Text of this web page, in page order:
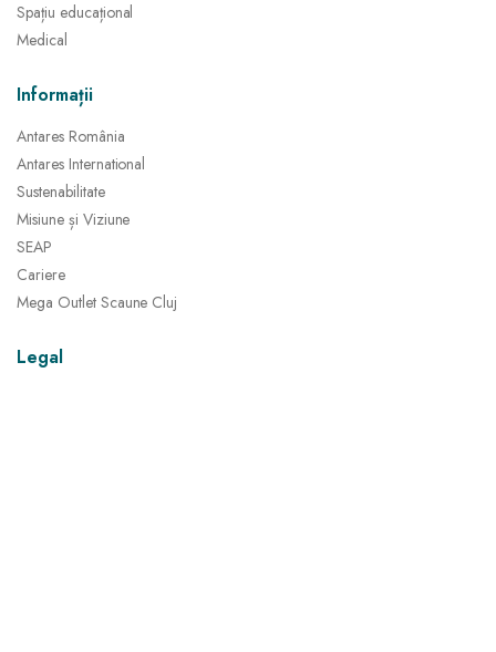
Spațiu educațional
Medical
Informații
Antares România
Antares International
Sustenabilitate
Misiune și Viziune
SEAP
Cariere
Mega Outlet Scaune Cluj
Legal